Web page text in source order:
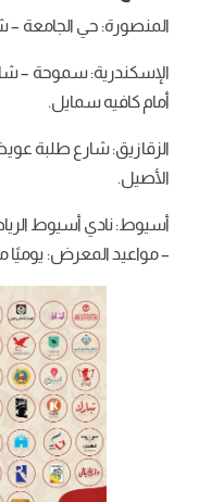
المنصورة: حي الجامعة –
الإسكندرية: سموحة –
أمام كافيه سمايل.
الزقازيق: شارع طلبة
الأصيل.
أسيوط: نادي أسيوط
– مواعيد المعرض: يوميًا من 11 صباحًا حتى 10